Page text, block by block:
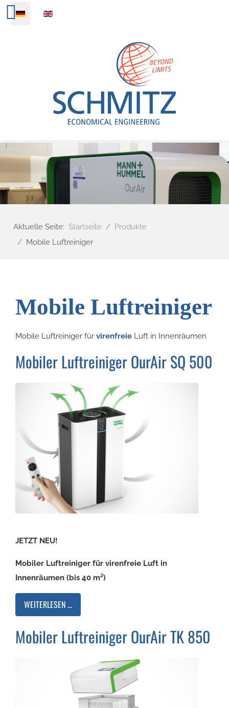
Sprache auswählen
Aktuelle Seite: Startseite
Produkte
Mobile Luftreiniger
Mobile Luftreiniger
Mobile Luftreiniger für virenfreie Luft in Innenräumen
Mobiler Luftreiniger OurAir SQ 500
JETZT NEU!
Mobiler Luftreiniger für virenfreie Luft in
Innenräumen (bis 40 m²)
WEITERLESEN ...
Mobiler Luftreiniger OurAir TK 850